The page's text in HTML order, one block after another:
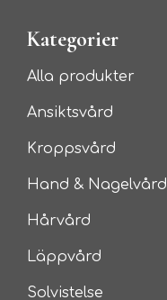
Kategorier
Alla produkter
Ansiktsvård
Kroppsvård
Hand & Nagelvård
Hårvård
Läppvård
Solvistelse